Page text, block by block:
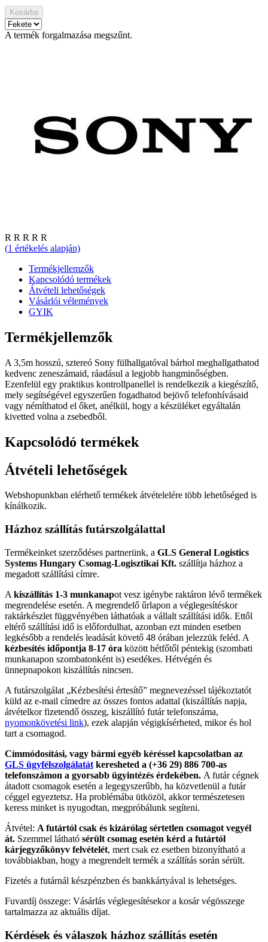
Kosárba
A termék forgalmazása megszűnt.
R R R R R
(1 értékelés alapján)
Termékjellemzők
Kapcsolódó termékek
Átvételi lehetőségek
Vásárlói vélemények
GYIK
Termékjellemzők
A 3,5m hosszú, sztereó Sony fülhallgatóval bárhol meghallgathatod
kedvenc zeneszámaid, ráadásul a legjobb hangminőségben.
Ezenfelül egy praktikus kontrollpanellel is rendelkezik a kiegészítő,
mely segítségével egyszerűen fogadhatod bejövő telefonhívásaid
vagy némíthatod el őket, anélkül, hogy a készüléket egyáltalán
kivetted volna a zsebedből.
Kapcsolódó termékek
Átvételi lehetőségek
Webshopunkban elérhető termékek átvételelére több lehetőséged is
kínálkozik.
Házhoz szállítás futárszolgálattal
Termékeinket szerződéses partnerünk, a GLS General Logistics
Systems Hungary Csomag-Logisztikai Kft. szállítja házhoz a
megadott szállítási címre.
A kiszállítás 1-3 munkanapot vesz igénybe raktáron lévő termékek
megrendelése esetén. A megrendelő űrlapon a véglegesítéskor
raktárkészlet függvényében láthatóak a vállalt szállítási idők. Ettől
eltérő szállítási idő is előfordulhat, azonban ezt minden esetben
legkésőbb a rendelés leadását követő 48 órában jelezzük feléd. A
kézbesítés időpontja 8-17 óra között hétfőtől péntekig (szombati
munkanapon szombatonként is) esedékes. Hétvégén és
ünnepnapokon kiszállítás nincsen.
A futárszolgálat „Kézbesítési értesítő” megnevezéssel tájékoztatót
küld az e-mail címedre az összes fontos adattal (kiszállítás napja,
átvételkor fizetendő összeg, kiszállító futár telefonszáma,
nyomonkövetési link), ezek alapján végigkísérheted, mikor és hol
tart a csomagod.
Címmódosítási, vagy bármi egyéb kéréssel kapcsolatban az
GLS ügyfélszolgálatát keresheted a (+36 29) 886 700-as
telefonszámon a gyorsabb ügyintézés érdekében. A futár cégnek
átadott csomagok esetén a legegyszerűbb, ha közvetlenül a futár
céggel egyeztetsz. Ha problémába ütközöl, akkor természetesen
keress minket is nyugodtan, megpróbálunk segíteni.
Átvétel: A futártól csak és kizárólag sértetlen csomagot vegyél
át. Szemmel látható sérült csomag esetén kérd a futártól
kárjegyzőkönyv felvételét, mert csak ez esetben bizonyítható a
továbbiakban, hogy a megrendelt termék a szállítás során sérült.
Fizetés a futárnál készpénzben és bankkártyával is lehetséges.
Fuvardíj összege: Vásárlás véglegesítésekor a kosár végösszege
tartalmazza az aktuális díjat.
Kérdések és válaszok házhoz szállítás esetén